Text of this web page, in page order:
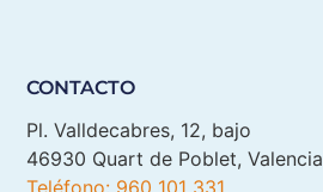
CONTACTO
Pl. Valldecabres, 12, bajo
46930 Quart de Poblet, Valencia
Teléfono: 960 101 331